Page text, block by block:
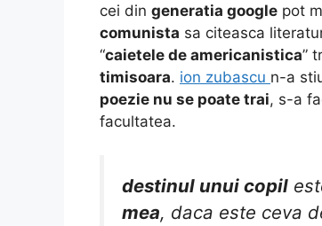
cei din generatia google pot
comunista sa citeasca
“caietele de americanistica”
timisoara. ion zubascu n-a
poezie nu se poate trai, s-a
facultatea.
destinul unui copil
mea, daca este ceva